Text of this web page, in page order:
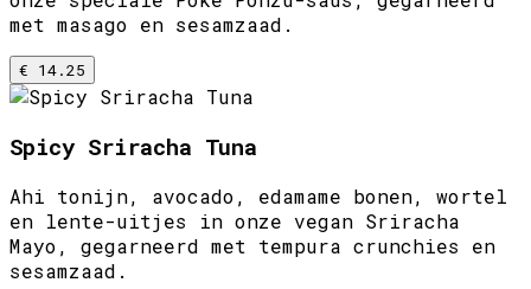
met masago en sesamzaad.
€ 14.25
Spicy Sriracha Tuna
Ahi tonijn, avocado, edamame bonen, wortel
en lente-uitjes in onze vegan Sriracha
Mayo, gegarneerd met tempura crunchies en
sesamzaad.